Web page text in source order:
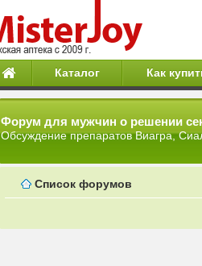
Каталог Как
Форум для мужчин о решении
Обсуждение препаратов Виагра,
Список форумов